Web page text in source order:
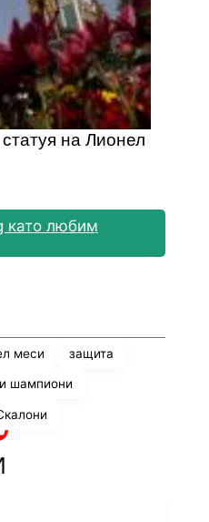
на Лионел
като любим
меси защита
шампиони